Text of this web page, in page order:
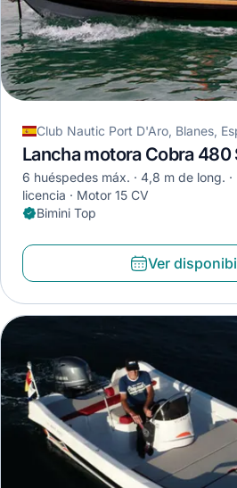
Club Nautic Port D'Aro, Blanes,
Lancha motora Cobra 480
6 huéspedes máx. 4,8 m de long.
licencia
Motor 15 CV
Bimini Top
Ver